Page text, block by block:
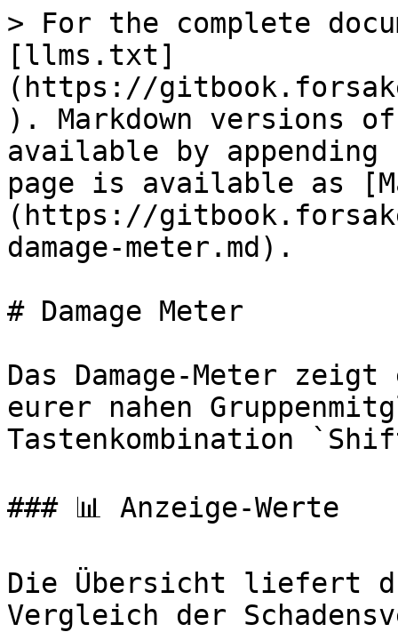
> For the complete
[llms.txt]
(https://
). Markdown versions
available by
page is available as
(https://
damage-meter.md).
# Damage Meter
Das Damage-Meter
eurer nahen
Tastenkombination
### 📊 Anzeige-Werte
Die Übersicht liefert
Vergleich der